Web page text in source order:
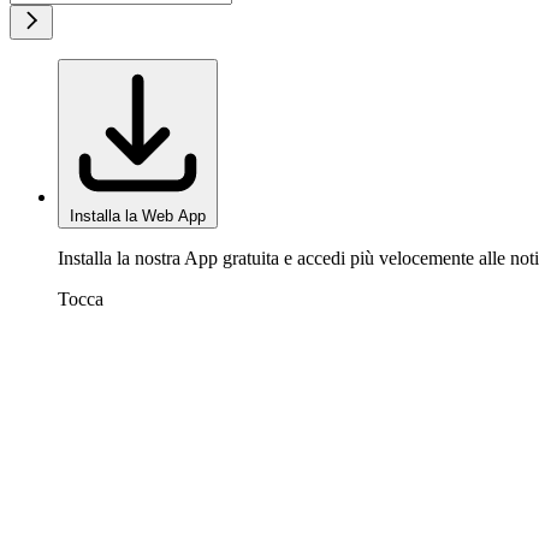
Installa la Web App
Installa la nostra App gratuita e accedi più velocemente alle
Tocca